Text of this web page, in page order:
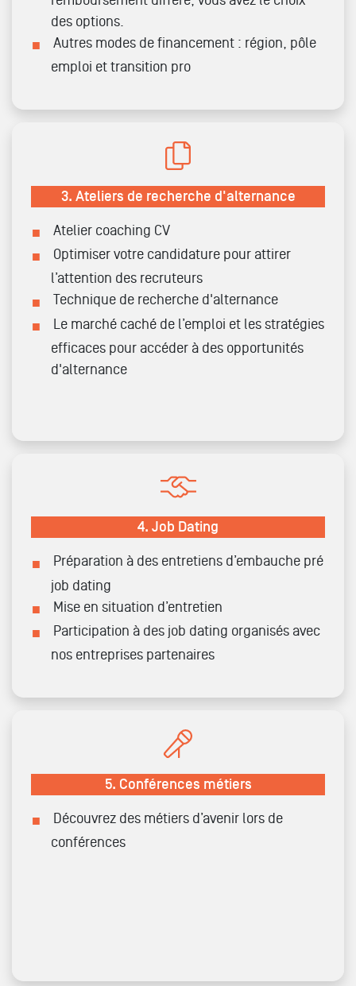
des options.
Autres modes de financement : région, pôle
emploi et transition pro
3. Ateliers de recherche d'alternance
Atelier coaching CV
Optimiser votre candidature pour attirer
l’attention des recruteurs
Technique de recherche d'alternance
Le marché caché de l’emploi et les stratégies
efficaces pour accéder à des opportunités
d'alternance
4. Job Dating
Préparation à des entretiens d’embauche pré
job dating
Mise en situation d’entretien
Participation à des job dating organisés avec
nos entreprises partenaires
5. Conférences métiers
Découvrez des métiers d’avenir lors de
conférences